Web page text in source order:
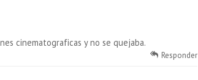
cinematograficas y no se quejaba.
Responder